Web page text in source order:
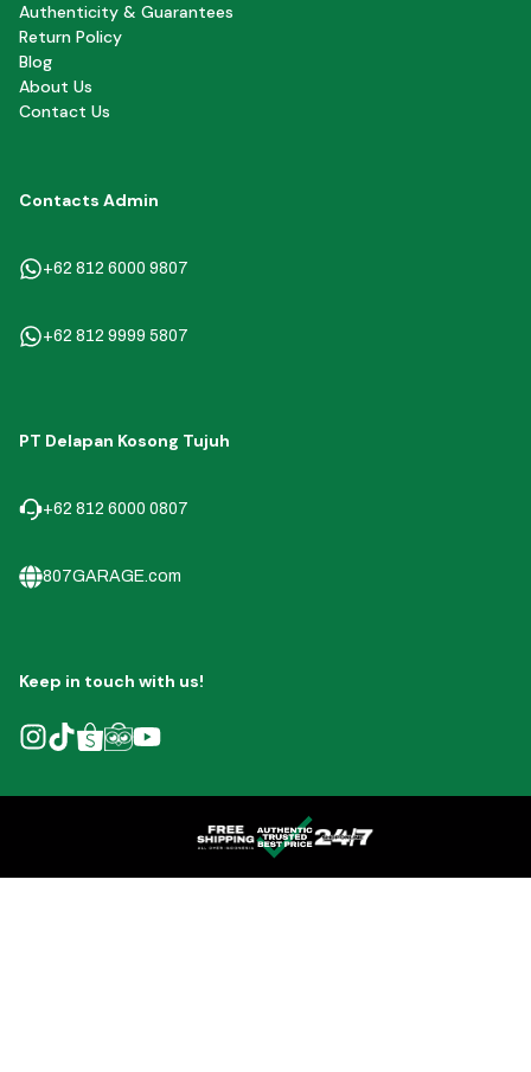
Authenticity & Guarantees
Return Policy
Blog
About Us
Contact Us
Contacts Admin
+62 812 6000 9807
+62 812 9999 5807
PT Delapan Kosong Tujuh
+62 812 6000 0807
807GARAGE.com
Keep in touch with us!